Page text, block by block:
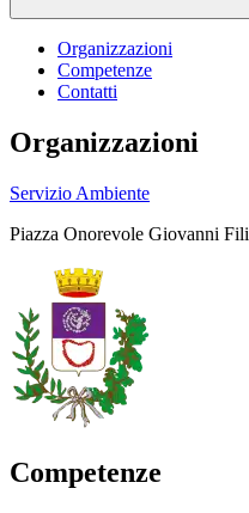
Organizzazioni
Competenze
Contatti
Organizzazioni
Servizio Ambiente
Piazza Onorevole Giovanni
Competenze